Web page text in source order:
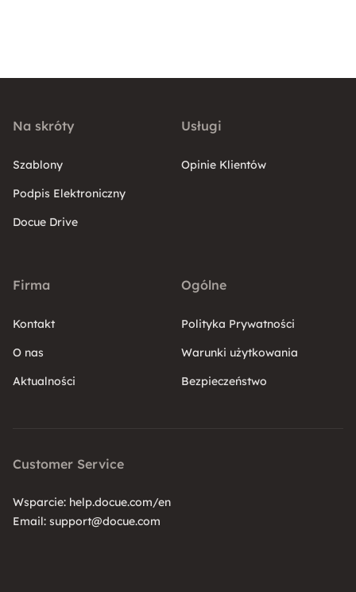
Na skróty
Szablony
Podpis Elektroniczny
Docue Drive
Usługi
Opinie Klientów
Firma
Kontakt
O nas
Aktualności
Ogólne
Polityka Prywatności
Warunki użytkowania
Bezpieczeństwo
Customer Service
Wsparcie: help.docue.com/en
Email: support@docue.com